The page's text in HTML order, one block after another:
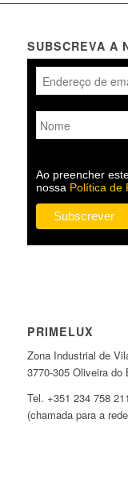
SUBSCREVA A
Ao preencher
nossa Política de
PRIMELUX
Zona Industrial de
3770-305 Oliveira do
Tel. +351 234 758 211
(chamada para a